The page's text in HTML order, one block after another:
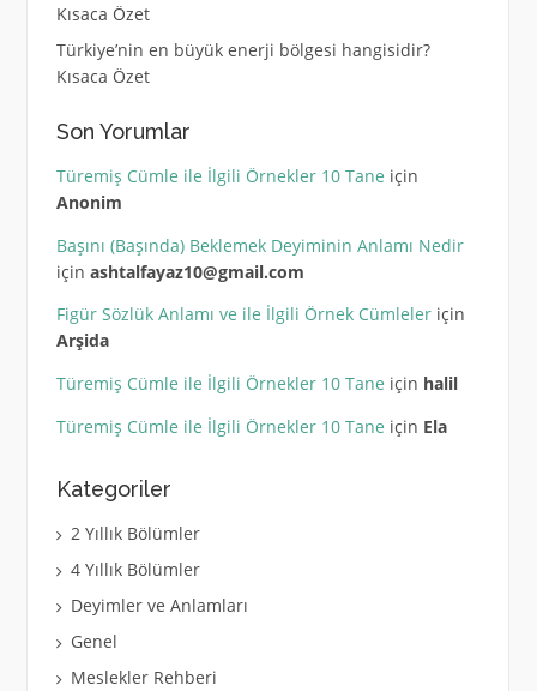
Kısaca Özet
Türkiye’nin en büyük enerji bölgesi hangisidir?
Kısaca Özet
Son Yorumlar
Türemiş Cümle ile İlgili Örnekler 10 Tane için
Anonim
Başını (Başında) Beklemek Deyiminin Anlamı Nedir
için ashtalfayaz10@gmail.com
Figür Sözlük Anlamı ve ile İlgili Örnek Cümleleriçin
Arşida
Türemiş Cümle ile İlgili Örnekler 10 Tane için halil
Türemiş Cümle ile İlgili Örnekler 10 Tane için Ela
Kategoriler
2 Yıllık Bölümler
4 Yıllık Bölümler
Deyimler ve Anlamları
Genel
Meslekler Rehberi